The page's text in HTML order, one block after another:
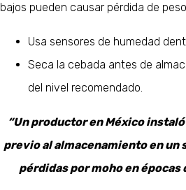
bajos pueden causar pérdida de
Usa sensores de humedad
Seca la cebada antes de
del nivel recomendado.
“Un productor en México
previo al almacenamiento en un
pérdidas por moho en épocas